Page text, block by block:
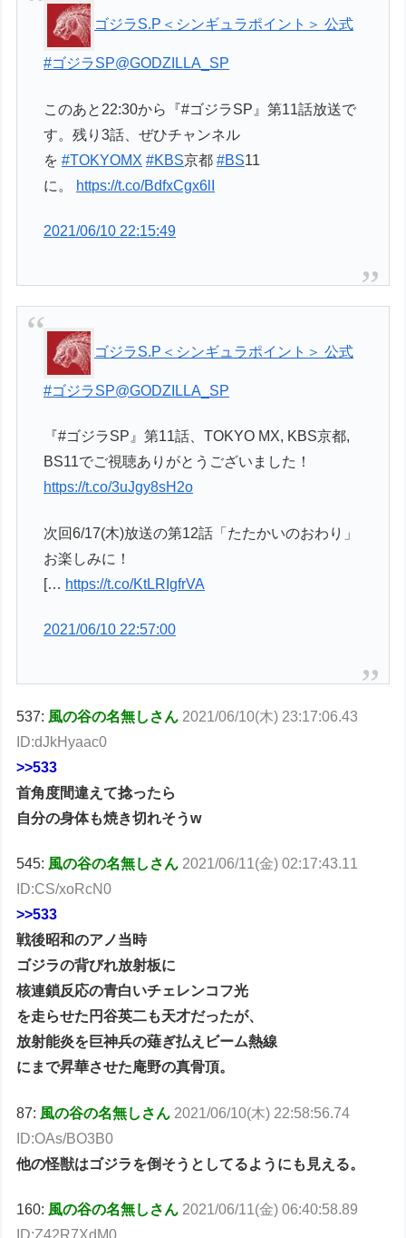
ゴジラS.P＜シンギュラポイント＞ 公式
#ゴジラSP@GODZILLA_SP
このあと22:30から『#ゴジラSP』第11話放送で
す。残り3話、ぜひチャンネル
を#TOKYOMX #KBS京都#BS11
に。
https://t.co/BdfxCgx6lI
2021/06/10 22:15:49
ゴジラS.P＜シンギュラポイント＞ 公式
#ゴジラSP@GODZILLA_SP
『#ゴジラSP』第11話、TOKYO MX, KBS京都,
BS11でご視聴ありがとうございました！
https://t.co/3uJgy8sH2o
次回6/17(木)放送の第12話「たたかいのおわり」
お楽しみに！
[… https://t.co/KtLRIgfrVA
2021/06/10 22:57:00
537: 風の谷の名無しさん 2021/06/10(木) 23:17:06.43
ID:dJkHyaac0
>>533
首角度間違えて捻ったら
自分の身体も焼き切れそうw
545: 風の谷の名無しさん 2021/06/11(金) 02:17:43.11
ID:CS/xoRcN0
>>533
戦後昭和のアノ当時
ゴジラの背びれ放射板に
核連鎖反応の青白いチェレンコフ光
を走らせた円谷英二も天才だったが、
放射能炎を巨神兵の薙ぎ払えビーム熱線
にまで昇華させた庵野の真骨頂。
87: 風の谷の名無しさん 2021/06/10(木) 22:58:56.74
ID:OAs/BO3B0
他の怪獣はゴジラを倒そうとしてるようにも見える。
160: 風の谷の名無しさん 2021/06/11(金) 06:40:58.89